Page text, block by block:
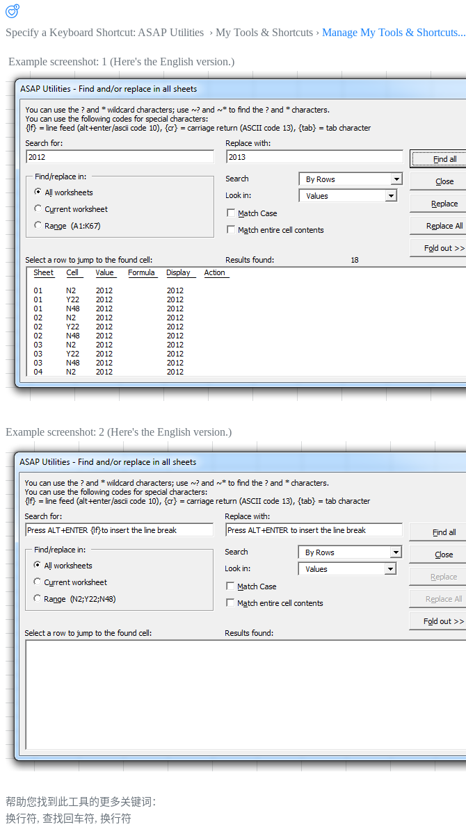
Specify a Keyboard Shortcut: ASAP Utilities › My Tools & Shortcuts › Manage My Tools & Shortcuts...
Example screenshot: 1 (Here's the English version.)
Example screenshot: 2 (Here's the English version.)
帮助您找到此工具的更多关键词：
换行符, 查找回车符, 换行符